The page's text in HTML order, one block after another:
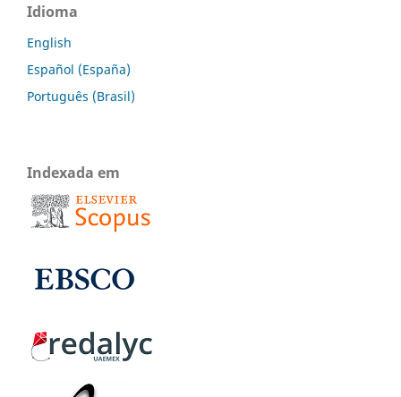
Idioma
English
Español (España)
Português (Brasil)
Indexada em